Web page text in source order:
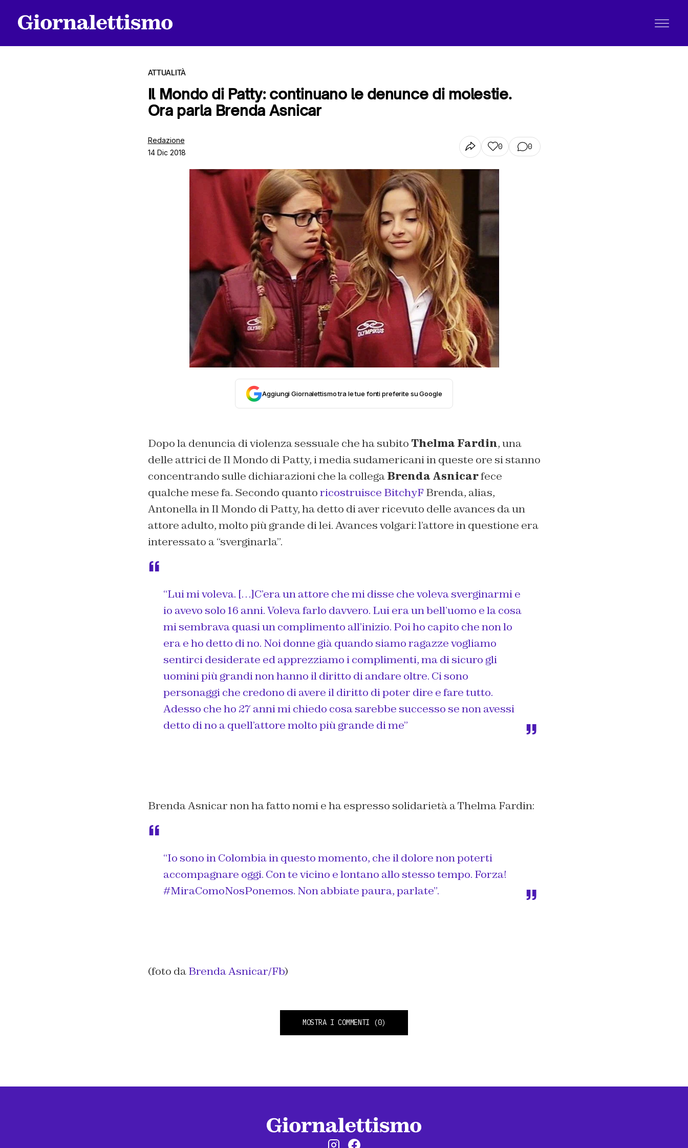
ATTUALITÀ
Il Mondo di Patty: continuano le denunce di molestie.
Ora parla Brenda Asnicar
Redazione
14 Dic 2018
0 0
Aggiungi Giornalettismo tra le tue fonti preferite su Google
Dopo la denuncia di violenza sessuale che ha subito Thelma Fardin, una
delle attrici de Il Mondo di Patty, i media sudamericani in queste ore si stanno
concentrando sulle dichiarazioni che la collegaBrenda Asnicarfece
qualche mese fa. Secondo quantoricostruisce BitchyF Brenda, alias,
Antonella inIl Mondo di Patty,ha detto di aver ricevuto delle avances da un
attore adulto, molto più grande di lei. Avances volgari: l’attore in questione era
interessato a “sverginarla”.
“Lui mi voleva. […]C’era un attore che mi disse che voleva sverginarmi e
io avevo solo 16 anni. Voleva farlo davvero. Lui era un bell’uomo e la cosa
mi sembrava quasi un complimento all’inizio. Poi ho capito che non lo
era e ho detto di no. Noi donne già quando siamo ragazze vogliamo
sentirci desiderate ed apprezziamo i complimenti, ma di sicuro gli
uomini più grandi non hanno il diritto di andare oltre. Ci sono
personaggi che credono di avere il diritto di poter dire e fare tutto.
Adesso che ho 27 anni mi chiedo cosa sarebbe successo se non avessi
detto di no a quell’attore molto più grande di me”
Brenda Asnicar non ha fatto nomi e ha espresso solidarietà a Thelma Fardin:
“Io sono in Colombia in questo momento, che il dolore non poterti
accompagnare oggi. Con te vicino e lontano allo stesso tempo. Forza!
#MiraComoNosPonemos. Non abbiate paura, parlate”.
(foto daBrenda Asnicar/Fb)
MOSTRA I COMMENTI (0)